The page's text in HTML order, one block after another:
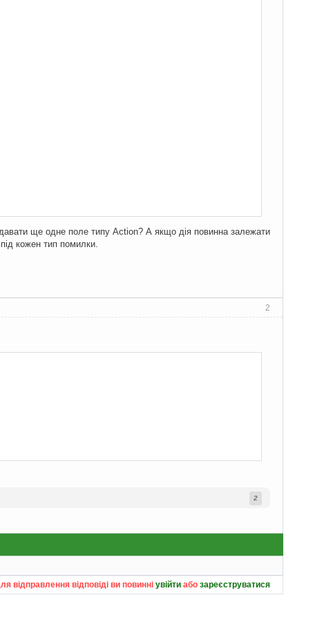
ще одне поле типу Action? А якщо дія повинна залежати
кожен тип помилки.
2
2
відправлення відповіді ви повинні увійти або зареєструватися